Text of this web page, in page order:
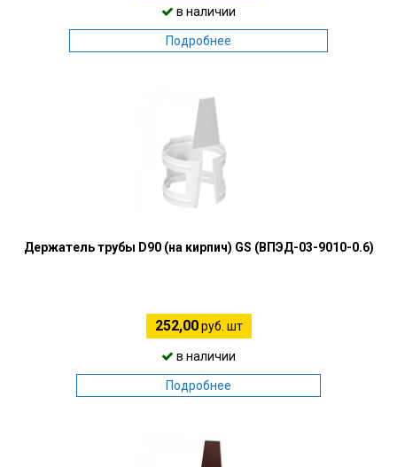
в наличии
Подробнее
Держатель трубы D90 (на кирпич) GS (ВПЭД-03-9010-0.6)
252,00руб. шт
в наличии
Подробнее